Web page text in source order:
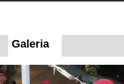
Galeria